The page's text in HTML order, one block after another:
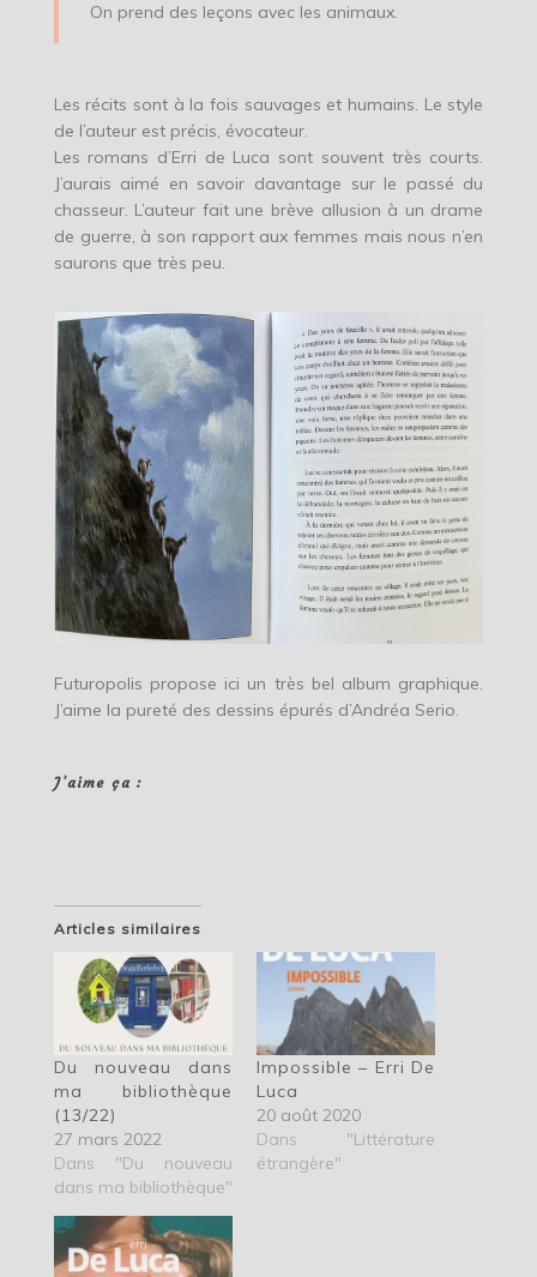
On prend des leçons avec les animaux.
Les récits sont à la fois sauvages et humains. Le style
de l’auteur est précis, évocateur.
Les romans d’Erri de Luca sont souvent très courts.
J’aurais aimé en savoir davantage sur le passé du
chasseur. L’auteur fait une brève allusion à un drame
de guerre, à son rapport aux femmes mais nous n’en
saurons que très peu.
Futuropolis propose ici un très bel album graphique.
J’aime la pureté des dessins épurés d’Andréa Serio.
J’aime ça :
Articles similaires
Du nouveau dans
ma bibliothèque
(13/22)
27 mars 2022
Dans "Du nouveau
dans ma bibliothèque"
Impossible – Erri De
Luca
20 août 2020
Dans "Littérature
étrangère"